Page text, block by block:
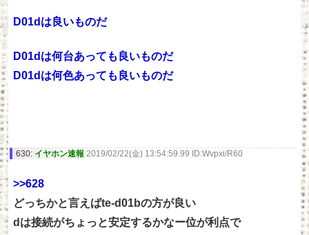
D01dは良いものだ
D01dは何台あっても良いものだ
D01dは何色あっても良いものだ
630: イヤホン速報 2019/02/22(金) 13:54:59.99 ID:Wvpxi/R60
>>628
どっちかと言えばte-d01bの方が良い
dは接続がちょっと安定するかなー位が利点で